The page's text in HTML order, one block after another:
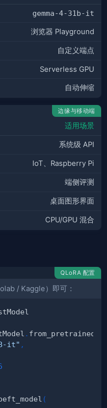
gemma-4-31b-it
浏览器 Playground
自定义端点
Serverless GPU
自动伸缩
边缘与移动端
适用场景
系统级 API
IoT、Raspberry Pi
端侧评测
桌面图形界面
CPU/GPU 混合
QLoRA 配置
/ Kaggle）即可：
. from_pretrained
it" ,
(